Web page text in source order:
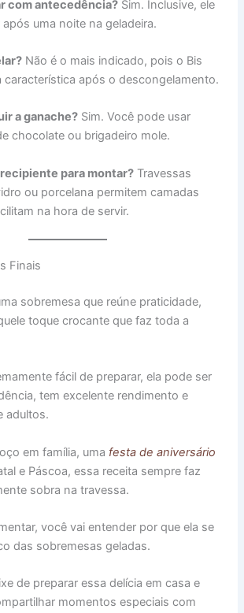
com antecedência? Sim. Inclusive, ele
uma noite na geladeira.
Não é o mais indicado, pois o Bis
característica após o descongelamento.
a ganache? Sim. Você pode usar
chocolate ou brigadeiro mole.
para montar? Travessas
ou porcelana permitem camadas
na hora de servir.
Finais
sobremesa que reúne praticidade,
toque crocante que faz toda a
fácil de preparar, ela pode ser
tem excelente rendimento e
adultos.
em família, uma festa de aniversário
e Páscoa, essa receita sempre faz
sobra na travessa.
você vai entender por que ela se
das sobremesas geladas.
de preparar essa delícia em casa e
momentos especiais com